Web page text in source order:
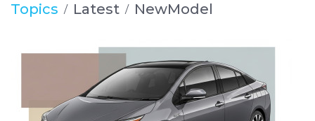
Topics Latest NewModel